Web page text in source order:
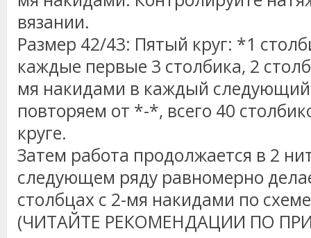
вязании.
Размер 42/43: Пятый круг: *1
каждые первые 3 столбика, 2
мя накидами в каждый
повторяем от *-*, всего 40
круге.
Затем работа продолжается в 2
следующем ряду равномерно
столбцах с 2-мя накидами по
(ЧИТАЙТЕ РЕКОМЕНДАЦИИ ПО